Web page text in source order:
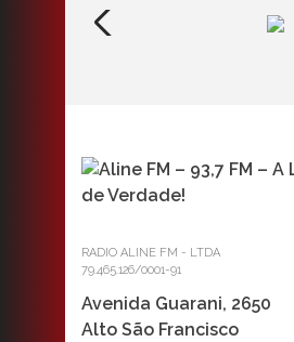
RADIO ALINE FM - LTDA
79.465.126/0001-91
Avenida Guarani, 2650
Alto São Francisco